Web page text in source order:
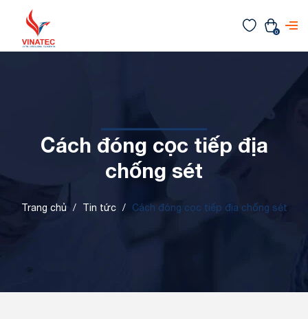
0
Cách đóng cọc tiếp địa
chống sét
Trang chủ / Tin tức / Cách đóng cọc tiếp địa chống sét